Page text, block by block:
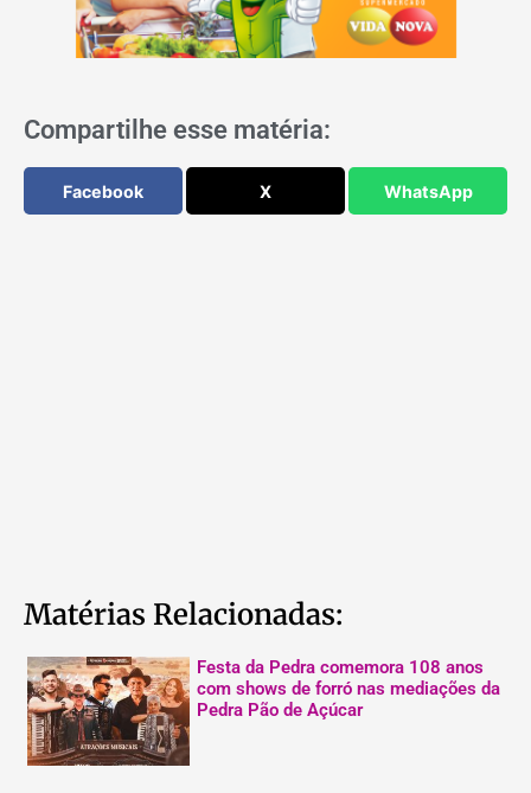
Compartilhe esse matéria:
Facebook X WhatsApp
Matérias Relacionadas:
Festa da Pedra comemora 108 anos
com shows de forró nas mediações da
Pedra Pão de Açúcar